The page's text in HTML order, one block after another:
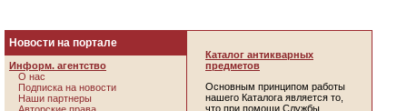
Новости на портале
Информ. агентство
О нас
Подписка на новости
Наши партнеры
Каталог антикварных
предметов
Основным принципом работы
нашего Каталога является то,
что при помощи Службы